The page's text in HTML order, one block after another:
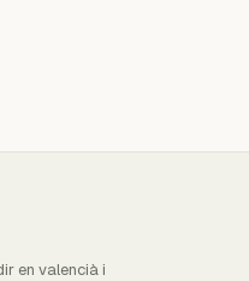
en valencià i